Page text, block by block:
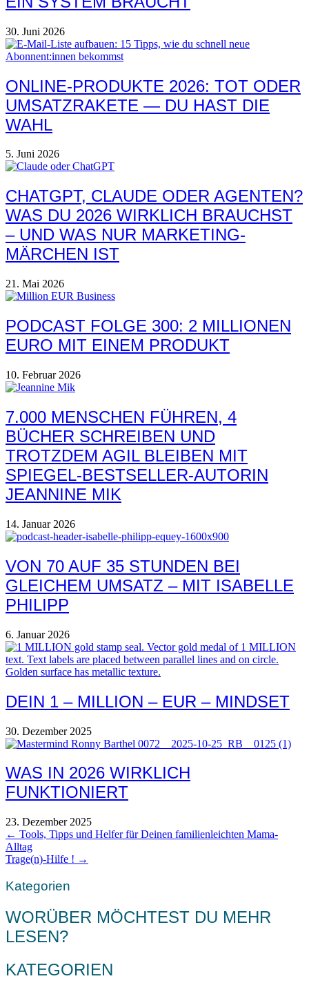
30. Juni 2026
ONLINE-PRODUKTE 2026: TOT ODER
UMSATZRAKETE — DU HAST DIE
WAHL
5. Juni 2026
CHATGPT, CLAUDE ODER AGENTEN?
WAS DU 2026 WIRKLICH BRAUCHST
– UND WAS NUR MARKETING-
MÄRCHEN IST
21. Mai 2026
PODCAST FOLGE 300: 2 MILLIONEN
EURO MIT EINEM PRODUKT
10. Februar 2026
7.000 MENSCHEN FÜHREN, 4
BÜCHER SCHREIBEN UND
TROTZDEM AGIL BLEIBEN MIT
SPIEGEL-BESTSELLER-AUTORIN
JEANNINE MIK
14. Januar 2026
VON 70 AUF 35 STUNDEN BEI
GLEICHEM UMSATZ – MIT ISABELLE
PHILIPP
6. Januar 2026
DEIN 1 – MILLION – EUR – MINDSET
30. Dezember 2025
WAS IN 2026 WIRKLICH
FUNKTIONIERT
23. Dezember 2025
POSTS
NAVIGATION
← Tools, Tipps und Helfer für Deinen familienleichten Mama-
Alltag
Trage(n)-Hilfe ! →
Kategorien
WORÜBER MÖCHTEST DU MEHR
LESEN?
KATEGORIEN